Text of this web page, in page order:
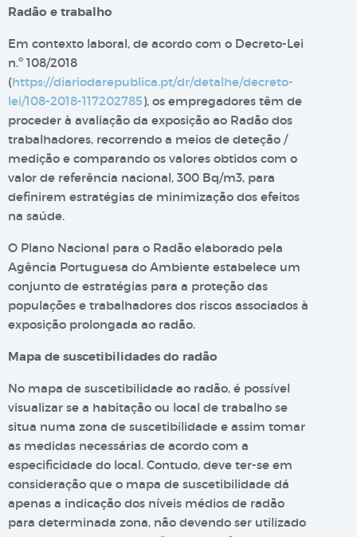
Radão e trabalho
Em contexto laboral, de acordo com o Decreto-Lei
n.º 108/2018
(https://diariodarepublica.pt/dr/detalhe/decreto-
lei/108-2018-117202785), os empregadores têm de
proceder à avaliação da exposição ao Radão dos
trabalhadores, recorrendo a meios de deteção /
medição e comparando os valores obtidos com o
valor de referência nacional, 300 Bq/m3, para
definirem estratégias de minimização dos efeitos
na saúde.
O Plano Nacional para o Radão elaborado pela
Agência Portuguesa do Ambiente estabelece um
conjunto de estratégias para a proteção das
populações e trabalhadores dos riscos associados à
exposição prolongada ao radão.
Mapa de suscetibilidades do radão
No mapa de suscetibilidade ao radão, é possível
visualizar se a habitação ou local de trabalho se
situa numa zona de suscetibilidade e assim tomar
as medidas necessárias de acordo com a
especificidade do local. Contudo, deve ter-se em
consideração que o mapa de suscetibilidade dá
apenas a indicação dos níveis médios de radão
para determinada zona, não devendo ser utilizado